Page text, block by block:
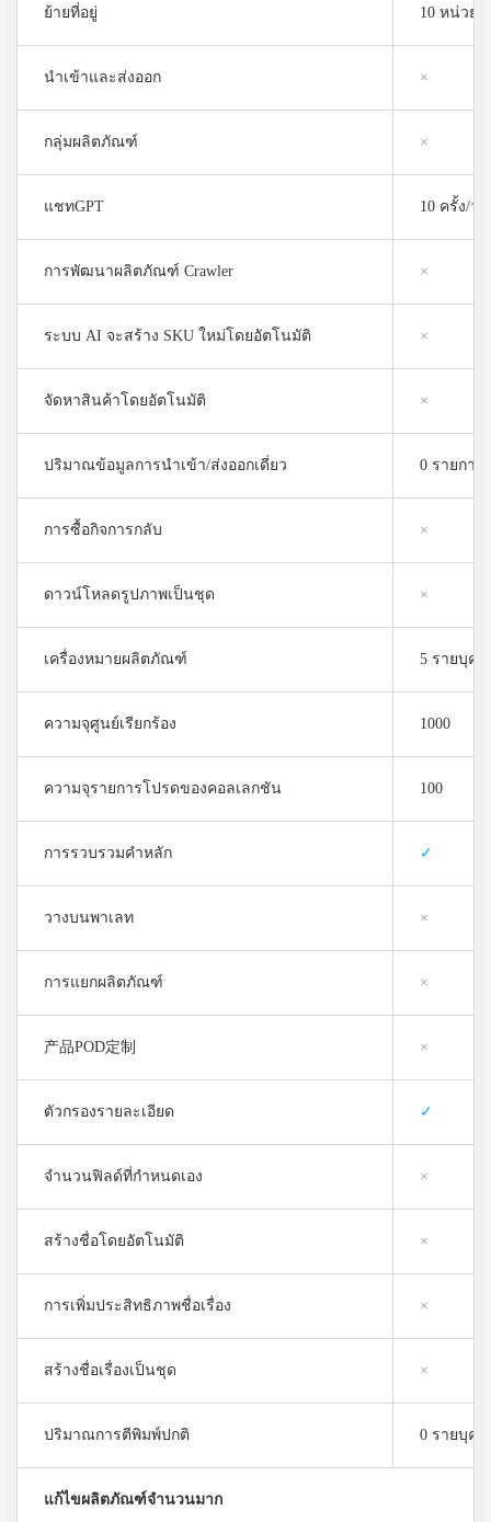
ย้ายที่อยู่ 10 หน่วย/
นำเข้าและส่งออก ×
กลุ่มผลิตภัณฑ์ ×
แชทGPT 10 ครั้ง/วัน
การพัฒนาผลิตภัณฑ์ Crawler ×
ระบบ AI จะสร้าง SKU ใหม่โดยอัตโนมัติ ×
จัดหาสินค้าโดยอัตโนมัติ ×
ปริมาณข้อมูลการนำเข้า/ส่งออกเดี่ยว 0 รายการ
การซื้อกิจการกลับ ×
ดาวน์โหลดรูปภาพเป็นชุด ×
เครื่องหมายผลิตภัณฑ์ 5 รายบุคค
ความจุศูนย์เรียกร้อง 1000
ความจุรายการโปรดของคอลเลกชัน 100
การรวบรวมคำหลัก ✓
วางบนพาเลท ×
การแยกผลิตภัณฑ์ ×
产品POD定制 ×
ตัวกรองรายละเอียด ✓
จำนวนฟิลด์ที่กำหนดเอง ×
สร้างชื่อโดยอัตโนมัติ ×
การเพิ่มประสิทธิภาพชื่อเรื่อง ×
สร้างชื่อเรื่องเป็นชุด ×
ปริมาณการตีพิมพ์ปกติ 0 รายบุคค
แก้ไขผลิตภัณฑ์จำนวนมาก